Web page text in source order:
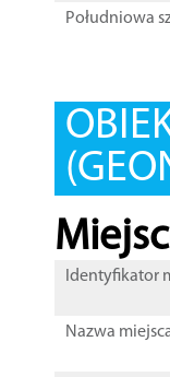
Południowa
Identyfikator
Nazwa